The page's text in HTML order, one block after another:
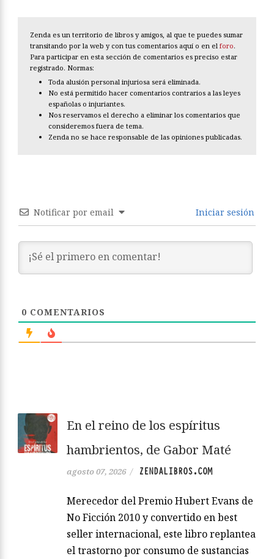
Zenda es un territorio de libros y amigos, al que te puedes sumar
transitando por la web y con tus comentarios aquí o en el foro.
Para participar en esta sección de comentarios es preciso estar
registrado. Normas:
Toda alusión personal injuriosa será eliminada.
No está permitido hacer comentarios contrarios a las leyes
españolas o injuriantes.
Nos reservamos el derecho a eliminar los comentarios que
consideremos fuera de tema.
Zenda no se hace responsable de las opiniones publicadas.
Notificar por email Iniciar sesión
0 COMENTARIOS
En el reino de los espíritus
hambrientos, de Gabor Maté
agosto 07, 2026 / ZENDALIBROS.COM
Merecedor del Premio Hubert Evans de
No Ficción 2010 y convertido en best
seller internacional, este libro replantea
el trastorno por consumo de sustancias